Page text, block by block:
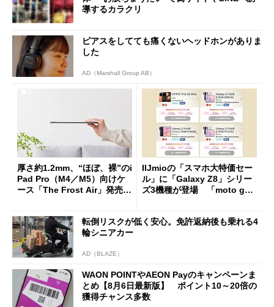
導するカラクリ
ピアスをしてても痛くないヘッドホンがありま
した
AD（Marshall Group AB）
厚さ約1.2mm、“ほぼ、裸”のi
Pad Pro（M4／M5）向けケ
ース「The Frost Air」発売
IIJmioの「スマホ大特価セー
ル」に「Galaxy Z8」シリー
ズ3機種が登場 「moto g37
転倒リスクが低く安心。免許返納後も乗れる4
輪シニアカー
AD（BLAZE）
WAON POINTやAEON Payのキャンペーンま
とめ【8月6日最新版】 ポイント10～20倍の
獲得チャンス多数